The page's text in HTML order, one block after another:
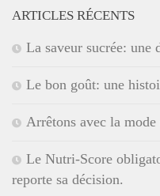
ARTICLES RÉCENTS
La saveur sucrée: une
Le bon goût: une
Arrêtons avec la
Le Nutri-Score
reporte sa décision.